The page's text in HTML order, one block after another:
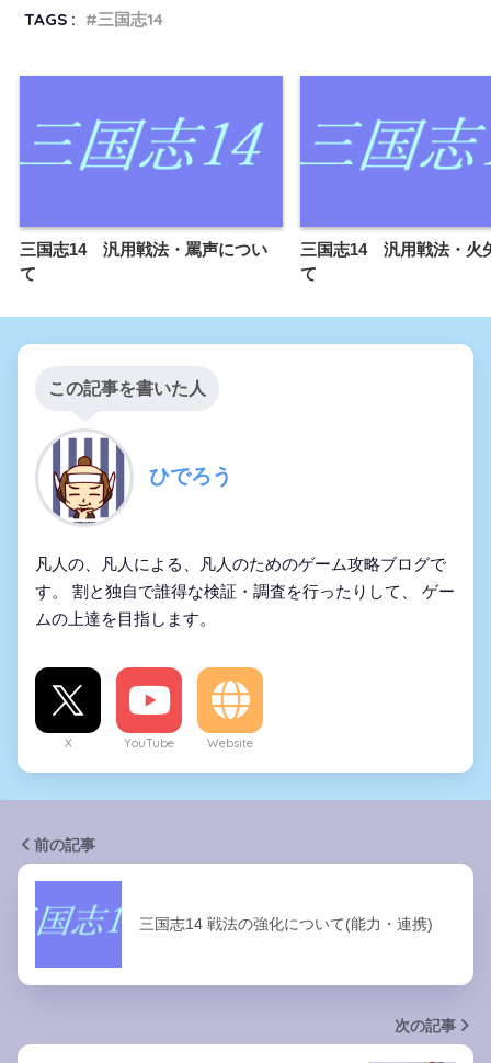
TAGS : 三国志14
三国志14 汎用戦法・罵声につい
て
三国志14 汎用戦法・火
て
この記事を書いた人
ひでろう
凡人の、凡人による、凡人のためのゲーム攻略ブログで
す。 割と独自で誰得な検証・調査を行ったりして、 ゲー
ムの上達を目指します。
X YouTube Website
前の記事
三国志14 戦法の強化について(能力・連携)
次の記事